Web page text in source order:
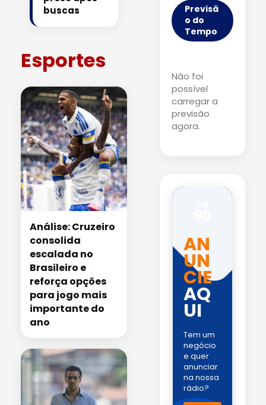
buscas
Esportes
Análise: Cruzeiro
consolida
escalada no
Brasileiro e
reforça opções
para jogo mais
importante do
ano
Previsã
o do
Tempo
Não foi
possível
carregar a
previsão
agora.
AN
UN
CIE
AQ
UI
Tem um
negócio
e quer
anunciar
na nossa
rádio?